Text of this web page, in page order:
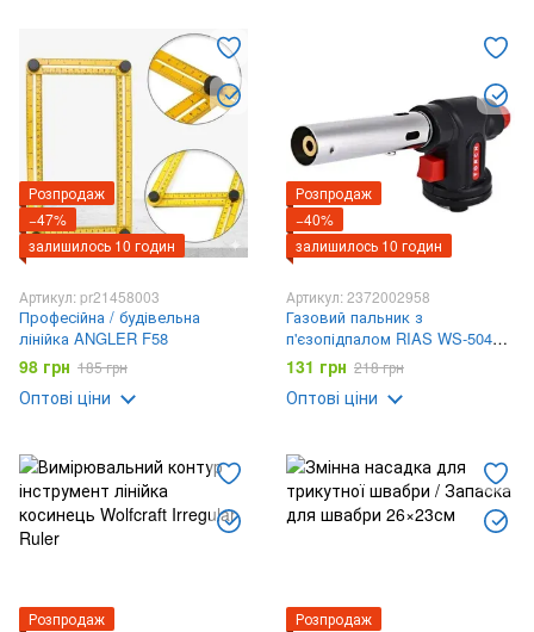
Розпродаж
−47%
залишилось 10 годин
Артикул: pr21458003
Професійна / будівельна
лінійка ANGLER F58
98 грн 185 грн
Оптові ціни
Розпродаж
−40%
залишилось 10 годин
Артикул: 2372002958
Газовий пальник з
п'єзопідпалом RIAS WS-504
(2_002958)
131 грн 218 грн
Оптові ціни
Розпродаж
Розпродаж